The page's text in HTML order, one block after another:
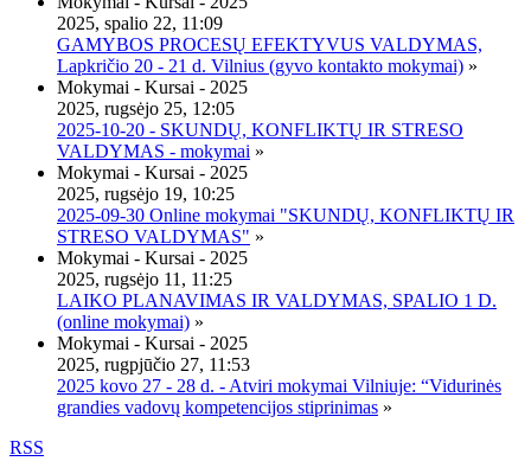
2025, spalio 22, 11:09
GAMYBOS PROCESŲ EFEKTYVUS VALDYMAS,
Lapkričio 20 - 21 d. Vilnius (gyvo kontakto mokymai) »
Mokymai - Kursai - 2025
2025, rugsėjo 25, 12:05
2025-10-20 - SKUNDŲ, KONFLIKTŲ IR STRESO
VALDYMAS - mokymai »
Mokymai - Kursai - 2025
2025, rugsėjo 19, 10:25
2025-09-30 Online mokymai "SKUNDŲ, KONFLIKTŲ IR
STRESO VALDYMAS" »
Mokymai - Kursai - 2025
2025, rugsėjo 11, 11:25
LAIKO PLANAVIMAS IR VALDYMAS, SPALIO 1 D.
(online mokymai) »
Mokymai - Kursai - 2025
2025, rugpjūčio 27, 11:53
2025 kovo 27 - 28 d. - Atviri mokymai Vilniuje: “Vidurinės
grandies vadovų kompetencijos stiprinimas »
RSS